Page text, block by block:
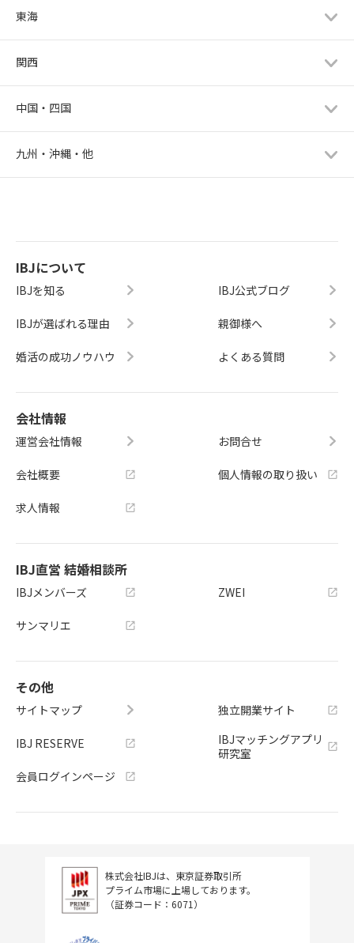
東海
関西
中国・四国
九州・沖縄・他
IBJについて
IBJを知る
IBJが選ばれる理由
婚活の成功ノウハウ
IBJ公式ブログ
親御様へ
よくある質問
会社情報
運営会社情報
会社概要
求人情報
お問合せ
個人情報の取り扱い
IBJ直営 結婚相談所
IBJメンバーズ
サンマリエ
ZWEI
その他
サイトマップ
IBJ RESERVE
会員ログインページ
独立開業サイト
IBJマッチングアプリ
研究室
株式会社IBJは、東京証券取引所
プライム市場に上場しております。
（証券コード：6071）